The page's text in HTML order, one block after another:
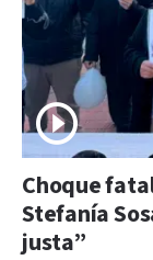
Choque
Stefanía
justa”